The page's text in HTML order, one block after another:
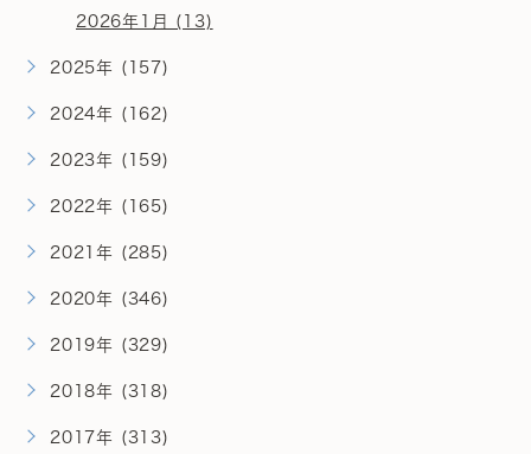
2026年1月 (13)
2025年 (157)
2024年 (162)
2023年 (159)
2022年 (165)
2021年 (285)
2020年 (346)
2019年 (329)
2018年 (318)
2017年 (313)